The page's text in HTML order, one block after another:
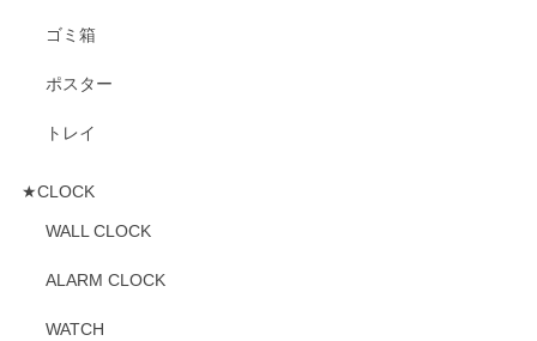
ゴミ箱
ポスター
トレイ
★CLOCK
WALL CLOCK
ALARM CLOCK
WATCH